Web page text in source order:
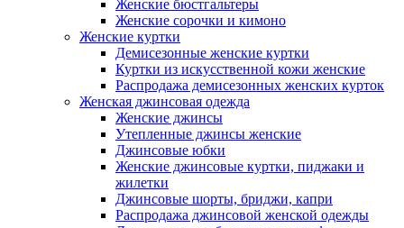
Женские бюстгальтеры
Женские сорочки и кимоно
Женские куртки
Демисезонные женские куртки
Куртки из искусственной кожи женские
Распродажа демисезонных женских курток
Женская джинсовая одежда
Женские джинсы
Утепленные джинсы женские
Джинсовые юбки
Женские джинсовые куртки, пиджаки и
жилетки
Джинсовые шорты, бриджи, капри
Распродажа джинсовой женской одежды